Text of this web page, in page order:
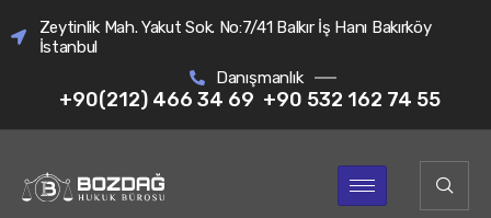
Zeytinlik Mah. Yakut Sok. No:7/41 Balkır İş Hanı Bakırköy
İstanbul
Danışmanlık
+90(212) 466 34 69 +90 532 162 74 55